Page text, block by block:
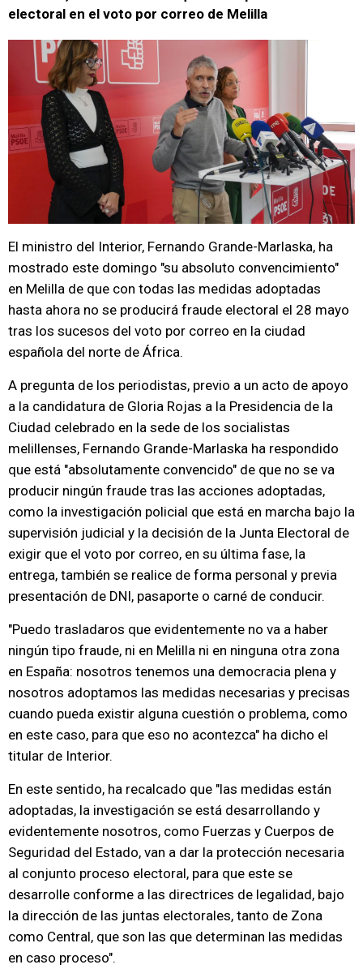
electoral en el voto por correo de Melilla
El ministro del Interior, Fernando Grande-Marlaska, ha
mostrado este domingo "su absoluto convencimiento"
en Melilla de que con todas las medidas adoptadas
hasta ahora no se producirá fraude electoral el 28 mayo
tras los sucesos del voto por correo en la ciudad
española del norte de África.
A pregunta de los periodistas, previo a un acto de apoyo
a la candidatura de Gloria Rojas a la Presidencia de la
Ciudad celebrado en la sede de los socialistas
melillenses, Fernando Grande-Marlaska ha respondido
que está "absolutamente convencido" de que no se va
producir ningún fraude tras las acciones adoptadas,
como la investigación policial que está en marcha bajo la
supervisión judicial y la decisión de la Junta Electoral de
exigir que el voto por correo, en su última fase, la
entrega, también se realice de forma personal y previa
presentación de DNI, pasaporte o carné de conducir.
"Puedo trasladaros que evidentemente no va a haber
ningún tipo fraude, ni en Melilla ni en ninguna otra zona
en España: nosotros tenemos una democracia plena y
nosotros adoptamos las medidas necesarias y precisas
cuando pueda existir alguna cuestión o problema, como
en este caso, para que eso no acontezca" ha dicho el
titular de Interior.
En este sentido, ha recalcado que "las medidas están
adoptadas, la investigación se está desarrollando y
evidentemente nosotros, como Fuerzas y Cuerpos de
Seguridad del Estado, van a dar la protección necesaria
al conjunto proceso electoral, para que este se
desarrolle conforme a las directrices de legalidad, bajo
la dirección de las juntas electorales, tanto de Zona
como Central, que son las que determinan las medidas
en caso proceso".